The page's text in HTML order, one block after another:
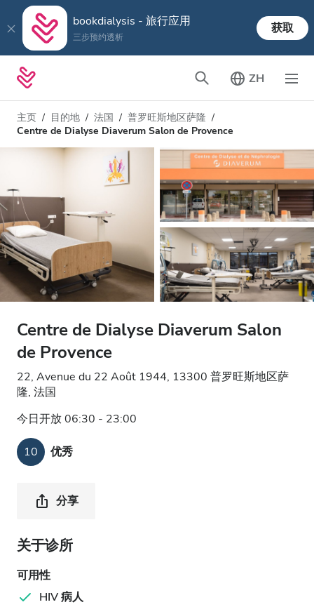
bookdialysis - 旅行应用
三步预约透析
获取
ZH
主页 目的地 法国
普罗旺斯地区萨隆
Centre de Dialyse Diaverum Salon de Provence
Centre de Dialyse Diaverum Salon
de Provence
22, Avenue du 22 Août 1944, 13300 普罗旺斯地区萨
隆, 法国
今日开放 06:30 - 23:00
10 优秀
分享
关于诊所
可用性
HIV 病人